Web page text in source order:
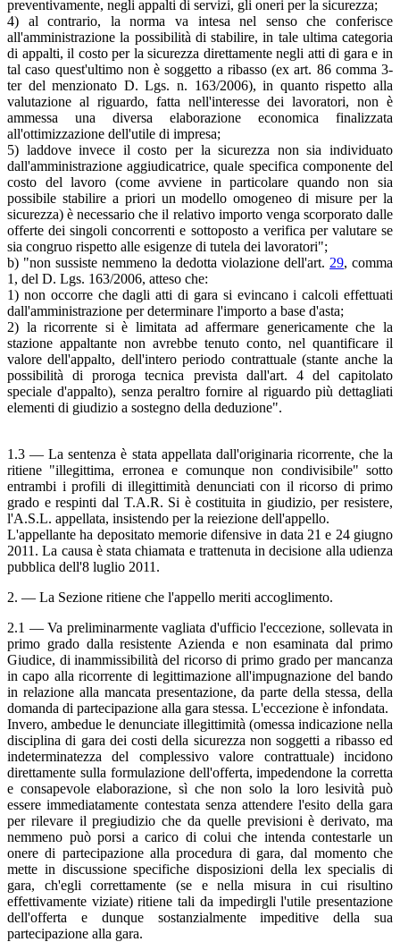
preventivamente, negli appalti di servizi, gli oneri per la sicurezza;
4) al contrario, la norma va intesa nel senso che conferisce
all'amministrazione la possibilità di stabilire, in tale ultima categoria
di appalti, il costo per la sicurezza direttamente negli atti di gara e in
tal caso quest'ultimo non è soggetto a ribasso (ex art. 86 comma 3-
ter del menzionato D. Lgs. n. 163/2006), in quanto rispetto alla
valutazione al riguardo, fatta nell'interesse dei lavoratori, non è
ammessa una diversa elaborazione economica finalizzata
all'ottimizzazione dell'utile di impresa;
5) laddove invece il costo per la sicurezza non sia individuato
dall'amministrazione aggiudicatrice, quale specifica componente del
costo del lavoro (come avviene in particolare quando non sia
possibile stabilire a priori un modello omogeneo di misure per la
sicurezza) è necessario che il relativo importo venga scorporato dalle
offerte dei singoli concorrenti e sottoposto a verifica per valutare se
sia congruo rispetto alle esigenze di tutela dei lavoratori";
b) "non sussiste nemmeno la dedotta violazione dell'art. 29, comma
1, del D. Lgs. 163/2006, atteso che:
1) non occorre che dagli atti di gara si evincano i calcoli effettuati
dall'amministrazione per determinare l'importo a base d'asta;
2) la ricorrente si è limitata ad affermare genericamente che la
stazione appaltante non avrebbe tenuto conto, nel quantificare il
valore dell'appalto, dell'intero periodo contrattuale (stante anche la
possibilità di proroga tecnica prevista dall'art. 4 del capitolato
speciale d'appalto), senza peraltro fornire al riguardo più dettagliati
elementi di giudizio a sostegno della deduzione".
1.3 — La sentenza è stata appellata dall'originaria ricorrente, che la
ritiene "illegittima, erronea e comunque non condivisibile" sotto
entrambi i profili di illegittimità denunciati con il ricorso di primo
grado e respinti dal T.A.R. Si è costituita in giudizio, per resistere,
l'A.S.L. appellata, insistendo per la reiezione dell'appello.
L'appellante ha depositato memorie difensive in data 21 e 24 giugno
2011. La causa è stata chiamata e trattenuta in decisione alla udienza
pubblica dell'8 luglio 2011.
2. — La Sezione ritiene che l'appello meriti accoglimento.
2.1 — Va preliminarmente vagliata d'ufficio l'eccezione, sollevata in
primo grado dalla resistente Azienda e non esaminata dal primo
Giudice, di inammissibilità del ricorso di primo grado per mancanza
in capo alla ricorrente di legittimazione all'impugnazione del bando
in relazione alla mancata presentazione, da parte della stessa, della
domanda di partecipazione alla gara stessa. L'eccezione è infondata.
Invero, ambedue le denunciate illegittimità (omessa indicazione nella
disciplina di gara dei costi della sicurezza non soggetti a ribasso ed
indeterminatezza del complessivo valore contrattuale) incidono
direttamente sulla formulazione dell'offerta, impedendone la corretta
e consapevole elaborazione, sì che non solo la loro lesività può
essere immediatamente contestata senza attendere l'esito della gara
per rilevare il pregiudizio che da quelle previsioni è derivato, ma
nemmeno può porsi a carico di colui che intenda contestarle un
onere di partecipazione alla procedura di gara, dal momento che
mette in discussione specifiche disposizioni della lex specialis di
gara, ch'egli correttamente (se e nella misura in cui risultino
effettivamente viziate) ritiene tali da impedirgli l'utile presentazione
dell'offerta e dunque sostanzialmente impeditive della sua
partecipazione alla gara.